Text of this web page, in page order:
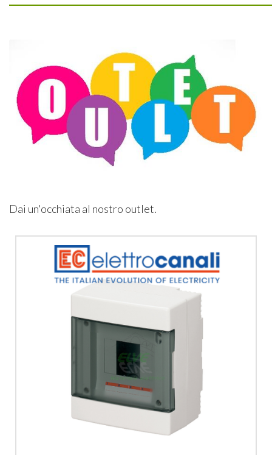
Dai un'occhiata al nostro outlet.